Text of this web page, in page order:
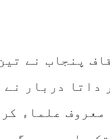
پنجاب نے
داتا دربار
علماء